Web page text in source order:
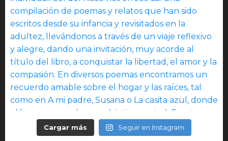
Cargar más Seguir en Instagram